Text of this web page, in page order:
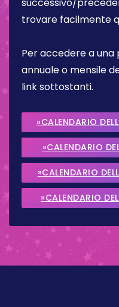
trovare facilmente
Per accedere a
annuale o mensile
link sottostanti.
»CALENDARIO
»CALENDARIO
»CALENDARIO
»CALENDARIO